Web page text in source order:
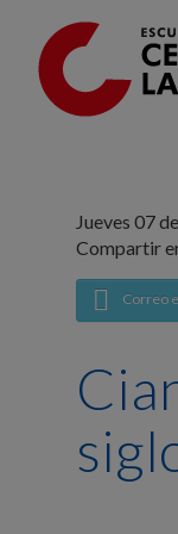
Jueves 07
Compartir
Correo